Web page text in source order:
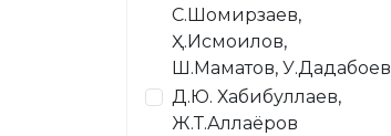
С.Шомирзаев,
Ҳ.Исмоилов,
Ш.Маматов, У.Дадабоев
Д.Ю. Хабибуллаев,
Ж.Т.Аллаёров